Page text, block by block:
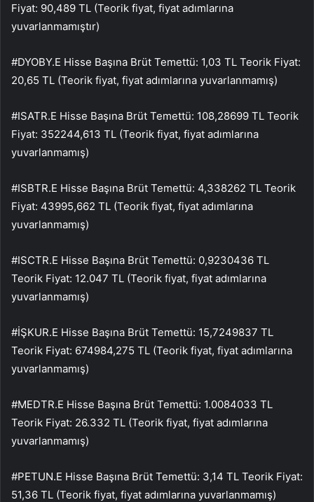
Fiyat: 90,489 TL (Teorik fiyat, fiyat adımlarına
yuvarlanmamıştır)
#DYOBY.E Hisse Başına Brüt Temettü: 1,03 TL Teorik Fiyat:
20,65 TL (Teorik fiyat, fiyat adımlarına yuvarlanmamış)
#ISATR.E Hisse Başına Brüt Temettü: 108,28699 TL Teorik
Fiyat: 352244,613 TL (Teorik fiyat, fiyat adımlarına
yuvarlanmamış)
#ISBTR.E Hisse Başına Brüt Temettü: 4,338262 TL Teorik
Fiyat: 43995,662 TL (Teorik fiyat, fiyat adımlarına
yuvarlanmamış)
#ISCTR.E Hisse Başına Brüt Temettü: 0,9230436 TL
Teorik Fiyat: 12.047 TL (Teorik fiyat, fiyat adımlarına
yuvarlanmamış)
#İŞKUR.E Hisse Başına Brüt Temettü: 15,7249837 TL
Teorik Fiyat: 674984,275 TL (Teorik fiyat, fiyat adımlarına
yuvarlanmamış)
#MEDTR.E Hisse Başına Brüt Temettü: 1.0084033 TL
Teorik Fiyat: 26.332 TL (Teorik fiyat, fiyat adımlarına
yuvarlanmamış)
#PETUN.E Hisse Başına Brüt Temettü: 3,14 TL Teorik Fiyat:
51,36 TL (Teorik fiyat, fiyat adımlarına yuvarlanmamış)